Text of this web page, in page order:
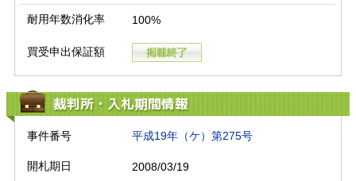
耐用年数消化率 100%
買受申出保証額
裁判所・入札期間情報
事件番号 平成19年（ケ）第275号
開札期日 2008/03/19